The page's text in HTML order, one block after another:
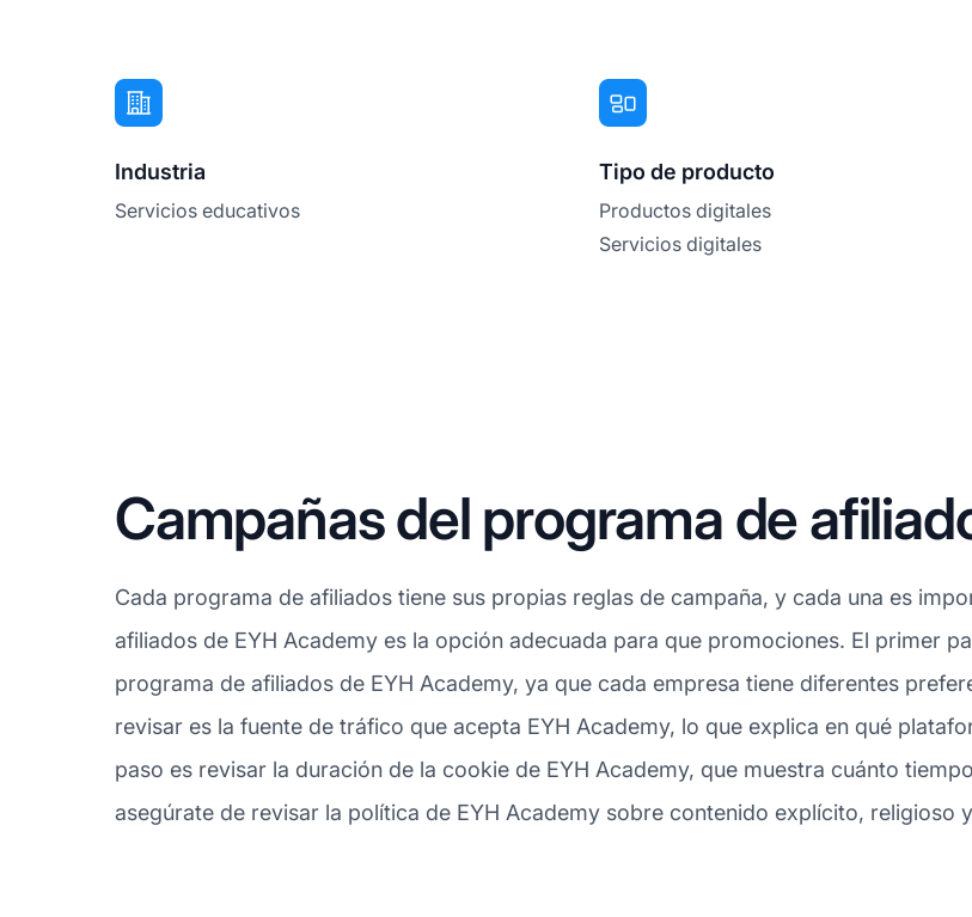
Industria
Servicios educativos
Tipo de producto
Productos digitales
Servicios digitales
Campañas del programa de
Cada programa de afiliados tiene sus propias reglas de campaña, y cada una es
afiliados de EYH Academy es la opción adecuada para que promociones. El primer
programa de afiliados de EYH Academy, ya que cada empresa tiene diferentes
revisar es la fuente de tráfico que acepta EYH Academy, lo que explica en qué
paso es revisar la duración de la cookie de EYH Academy, que muestra cuánto
asegúrate de revisar la política de EYH Academy sobre contenido explícito, religioso